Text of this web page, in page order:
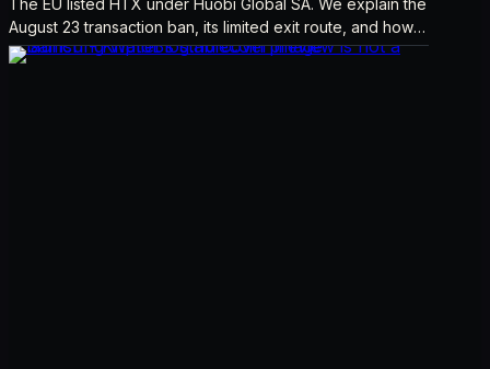
The EU listed HTX under Huobi Global SA. We explain the
August 23 transaction ban, its limited exit route, and how it
differs from UK sanctions.